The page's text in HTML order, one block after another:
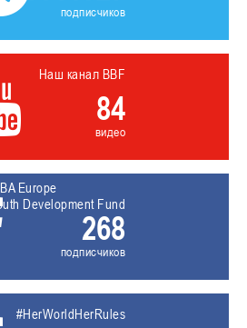
подписчиков
Наш канал BBF
84
видео
Europe
Development Fund
268
подписчиков
#HerWorldHerRules